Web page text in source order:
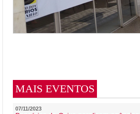
MAIS EVENTOS
07/11/2023